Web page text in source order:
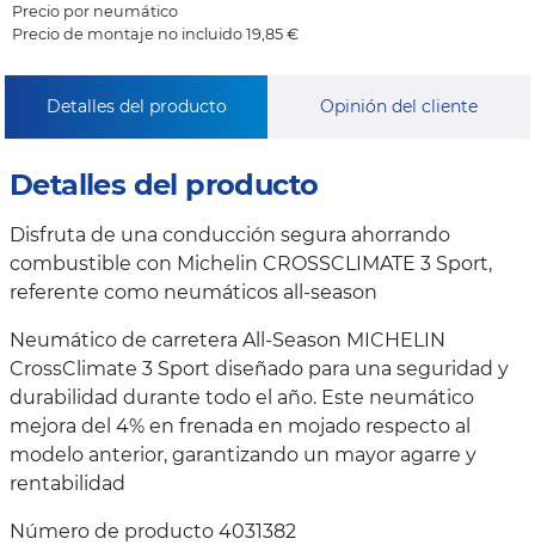
Precio por neumático
Precio de montaje no incluido 19,85 €
Detalles del producto Opinión del cliente
Detalles del producto
Disfruta de una conducción segura ahorrando
combustible con Michelin CROSSCLIMATE 3 Sport,
referente como neumáticos all-season
Neumático de carretera All-Season MICHELIN
CrossClimate 3 Sport diseñado para una seguridad y
durabilidad durante todo el año. Este neumático
mejora del 4% en frenada en mojado respecto al
modelo anterior, garantizando un mayor agarre y
rentabilidad
Número de producto 4031382